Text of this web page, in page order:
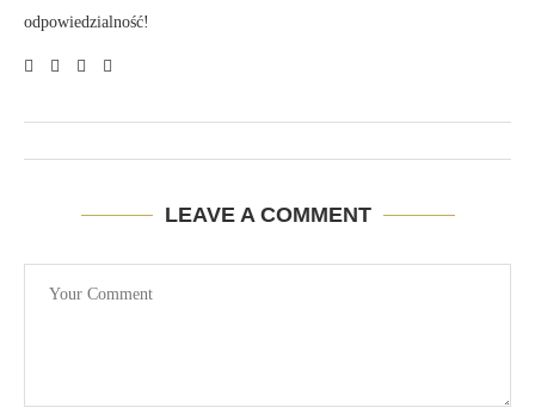
odpowiedzialność!
LEAVE A COMMENT